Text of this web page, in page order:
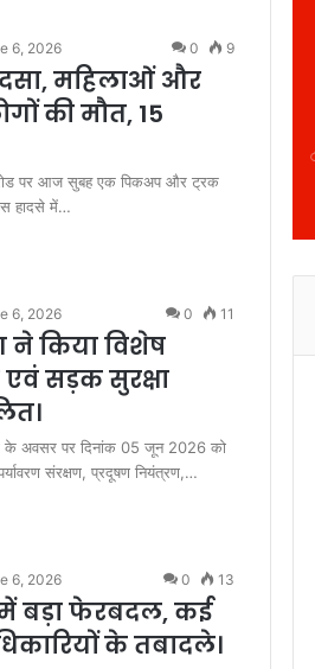
6, 2026 0 9
महिलाओं और
की मौत, 15
रोड पर आज सुबह एक पिकअप और ट्रक
हादसे में…
6, 2026 0 11
ने किया विशेष
एवं सड़क सुरक्षा
के अवसर पर दिनांक 05 जून 2026 को
पर्यावरण संरक्षण, प्रदूषण नियंत्रण,…
6, 2026 0 13
बड़ा फेरबदल, कई
के तबादले।